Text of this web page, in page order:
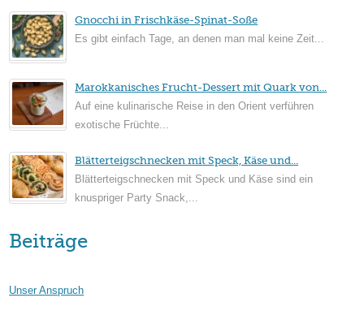
Gnocchi in Frischkäse-Spinat-Soße
Es gibt einfach Tage, an denen man mal keine Zeit...
Marokkanisches Frucht-Dessert mit Quark von...
Auf eine kulinarische Reise in den Orient verführen
exotische Früchte...
Blätterteigschnecken mit Speck, Käse und...
Blätterteigschnecken mit Speck und Käse sind ein
knuspriger Party Snack,...
Beiträge
Unser Anspruch